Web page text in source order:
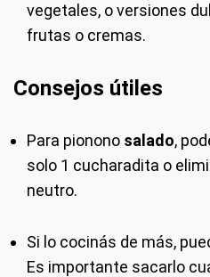
vegetales, o versiones
frutas o cremas.
Consejos útiles
Para pionono salado,
solo 1 cucharadita o
neutro.
Si lo cocinás de más,
Es importante sacarlo